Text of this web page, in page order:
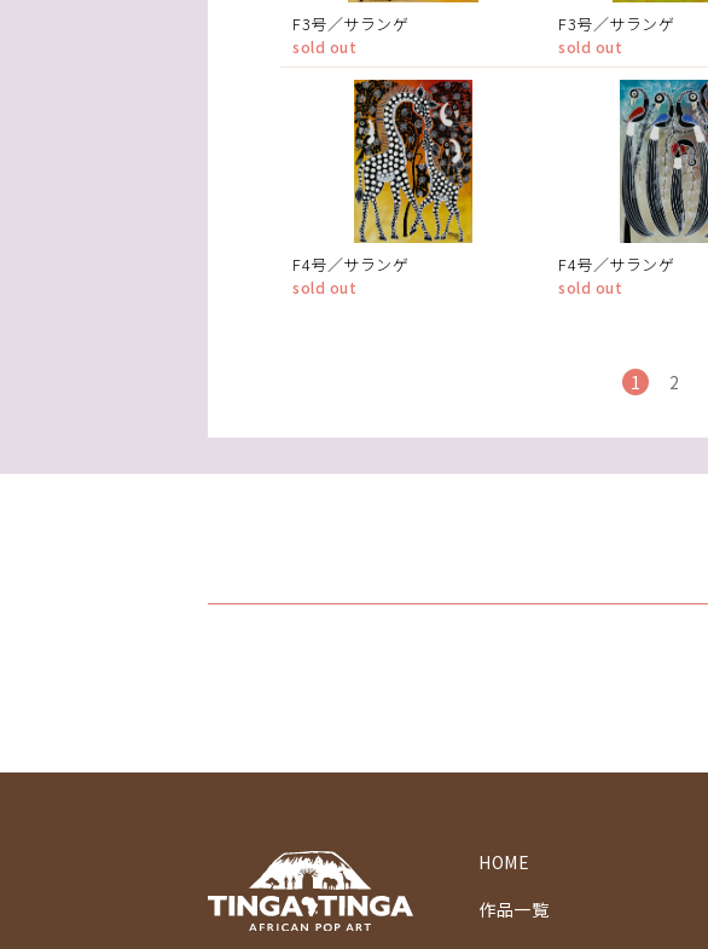
F3号／サランゲ
sold out
F3号／サランゲ
sold out
F4号／サランゲ
sold out
F4号／サランゲ
sold out
1 2
HOME
作品一覧